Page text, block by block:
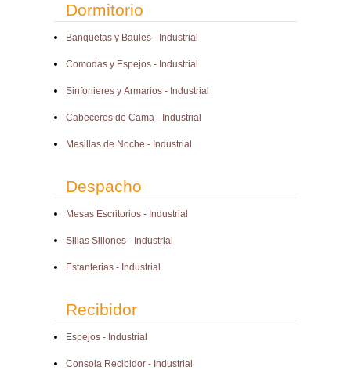
Dormitorio
Banquetas y Baules - Industrial
Comodas y Espejos - Industrial
Sinfonieres y Armarios - Industrial
Cabeceros de Cama - Industrial
Mesillas de Noche - Industrial
Despacho
Mesas Escritorios - Industrial
Sillas Sillones - Industrial
Estanterias - Industrial
Recibidor
Espejos - Industrial
Consola Recibidor - Industrial